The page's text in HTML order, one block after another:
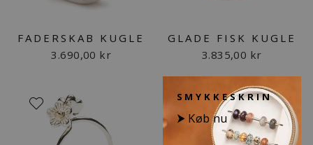
FADERSKAB KUGLE
3.690,00 kr
GLADE FISK KUGLE
3.835,00 kr
SMYKKESKRIN
⮞ Køb nu